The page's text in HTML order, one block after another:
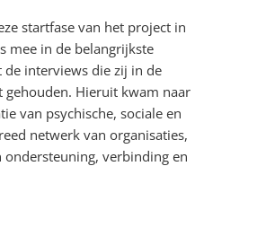
startfase van het project in
mee in de belangrijkste
de interviews die zij in de
gehouden. Hieruit kwam naar
van psychische, sociale en
netwerk van organisaties,
verbinding en